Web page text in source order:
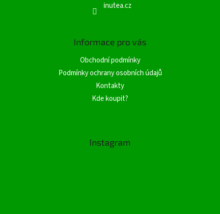
inutea.cz
Informace pro vás
Obchodní podmínky
Podmínky ochrany osobních údajů
Kontakty
Kde koupit?
Instagram